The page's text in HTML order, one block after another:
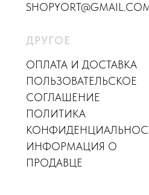
ДРУГОЕ
ОПЛАТА И ДОСТАВКА
ПОЛЬЗОВАТЕЛЬСКОЕ
СОГЛАШЕНИЕ
ПОЛИТИКА
ИНФОРМАЦИЯ О
ПРОДАВЦЕ